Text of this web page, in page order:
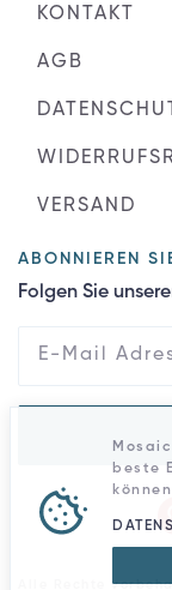
KONTAKT
AGB
VERSAND
ABONNIEREN
Folgen Sie
Alle Rechte
beste